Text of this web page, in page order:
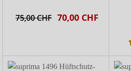
75,00 CHF 70,00 CHF